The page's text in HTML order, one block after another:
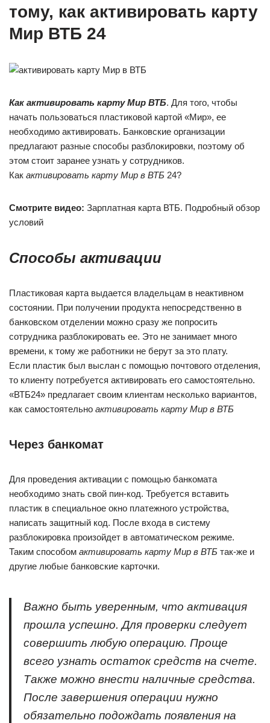
тому, как активировать карту
Мир ВТБ 24
Как активировать карту Мир ВТБ. Для того, чтобы
начать пользоваться пластиковой картой «Мир», ее
необходимо активировать. Банковские организации
предлагают разные способы разблокировки, поэтому об
этом стоит заранее узнать у сотрудников.
Как активировать карту Мир в ВТБ 24?
Смотрите видео: Зарплатная карта ВТБ. Подробный обзор
условий
Способы активации
Пластиковая карта выдается владельцам в неактивном
состоянии. При получении продукта непосредственно в
банковском отделении можно сразу же попросить
сотрудника разблокировать ее. Это не занимает много
времени, к тому же работники не берут за это плату.
Если пластик был выслан с помощью почтового отделения,
то клиенту потребуется активировать его самостоятельно.
«ВТБ24» предлагает своим клиентам несколько вариантов,
как самостоятельно активировать карту Мир в ВТБ
Через банкомат
Для проведения активации с помощью банкомата
необходимо знать свой пин-код. Требуется вставить
пластик в специальное окно платежного устройства,
написать защитный код. После входа в систему
разблокировка произойдет в автоматическом режиме.
Таким способом активировать карту Мир в ВТБ так-же и
другие любые банковские карточки.
Важно быть уверенным, что активация
прошла успешно. Для проверки следует
совершить любую операцию. Проще
всего узнать остаток средств на счете.
Также можно внести наличные средства.
После завершения операции нужно
обязательно подождать появления на